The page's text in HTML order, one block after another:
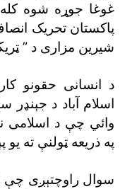
غوغا جوړه شوه
پاکستان تحريک
شيرين مزارى د ”
د انسانى حقونو
اسلام آباد د جېنډر
وائي چې د اسلامى
په ذريعه ټولنې ته يو
سوال راوچتېږى